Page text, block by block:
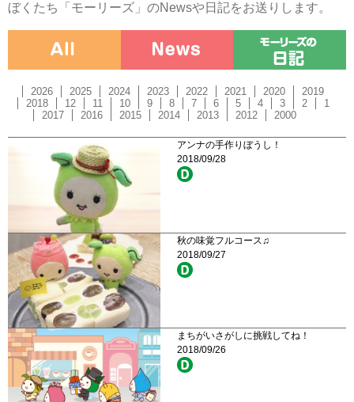
ぼくたち「モーリーズ」のNewsや日記をお送りします。
2026 2025 2024 2023 2022 2021 2020
2019
2018
12 11 10 9 8 7 6 5 4 3 2
1
2017
2016 2015 2014 2013 2012 2000
アンナの手作りぼうし！
2018/09/28
秋の味覚フルコース♫
2018/09/27
まちがいさがしに挑戦してね！
2018/09/26